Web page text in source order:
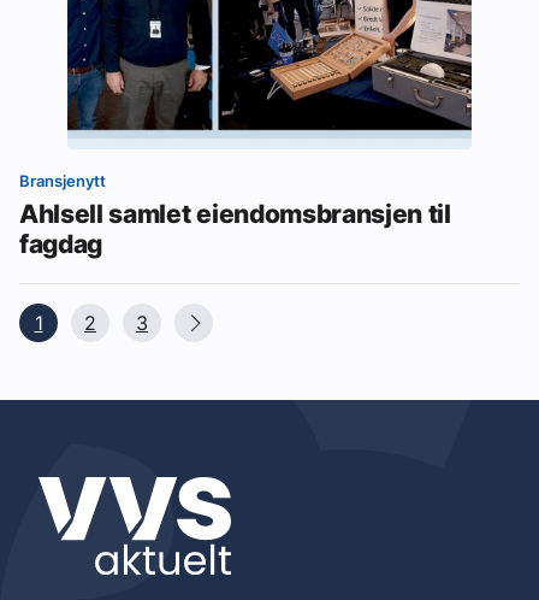
Bransjenytt
Ahlsell samlet eiendomsbransjen til
fagdag
1 2 3